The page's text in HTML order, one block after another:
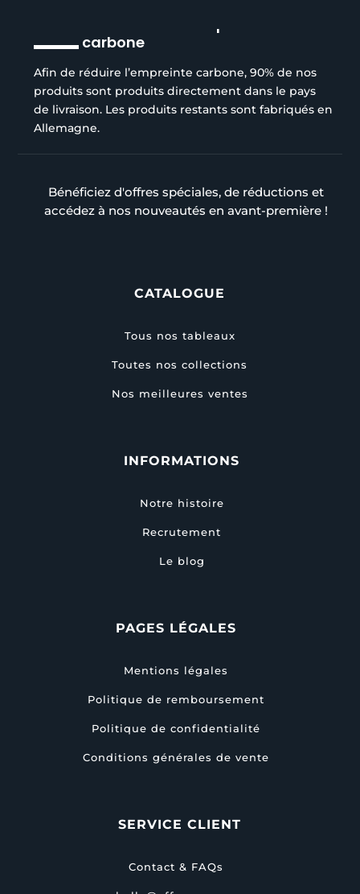
Réduction de l’empreinte
carbone
Afin de réduire l’empreinte carbone, 90% de nos
produits sont produits directement dans le pays
de livraison. Les produits restants sont fabriqués en
Allemagne.
Bénéficiez d'offres spéciales, de réductions et
accédez à nos nouveautés en avant-première !
CATALOGUE
Tous nos tableaux
Toutes nos collections
Nos meilleures ventes
INFORMATIONS
Notre histoire
Recrutement
Le blog
PAGES LÉGALES
Mentions légales
Politique de remboursement
Politique de confidentialité
Conditions générales de vente
SERVICE CLIENT
Contact & FAQs